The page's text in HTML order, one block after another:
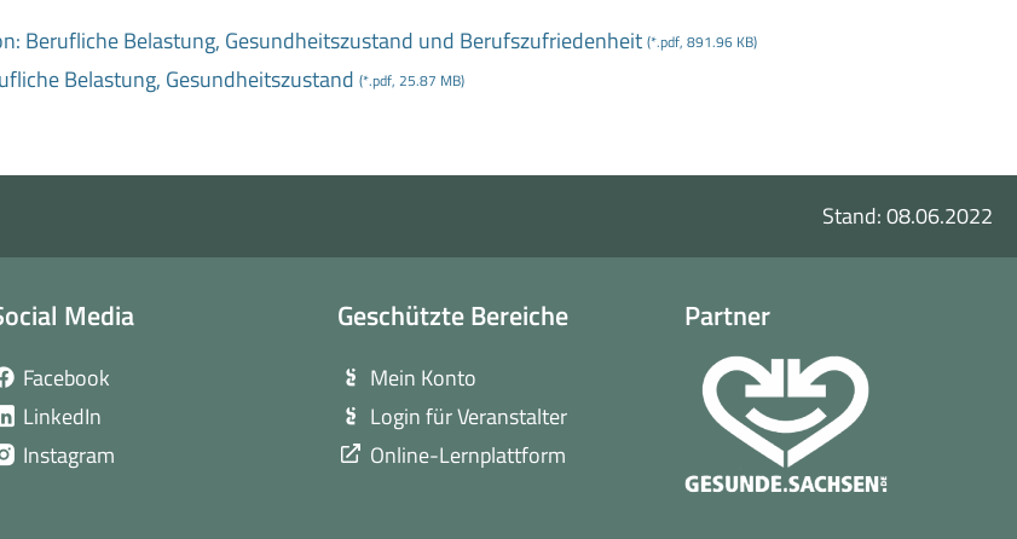
Berufliche Belastung, Gesundheitszustand und Berufszufriedenheit (*.pdf, 891.96 KB)
Belastung, Gesundheitszustand (*.pdf, 25.87 MB)
Stand: 08.06.2022
Media
Facebook
neuem
LinkedIn
in
Instagram
Geschützte Bereiche
Mein Konto
Login für Veranstalter
Online-Lernplattform
Partner